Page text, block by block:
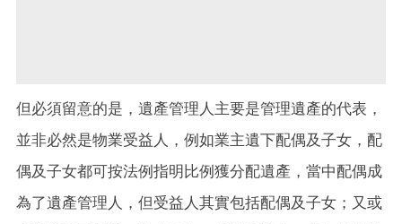
但必須留意的是，遺產管理人主要是管理遺產的代表，
並非必然是物業受益人，例如業主遺下配偶及子女，配
偶及子女都可按法例指明比例獲分配遺產，當中配偶成
為了遺產管理人，但受益人其實包括配偶及子女；又或